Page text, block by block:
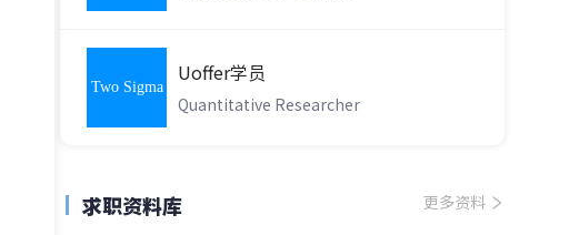
Two Sigma
Uoffer学员
Quantitative Researcher
求职资料库 更多资料